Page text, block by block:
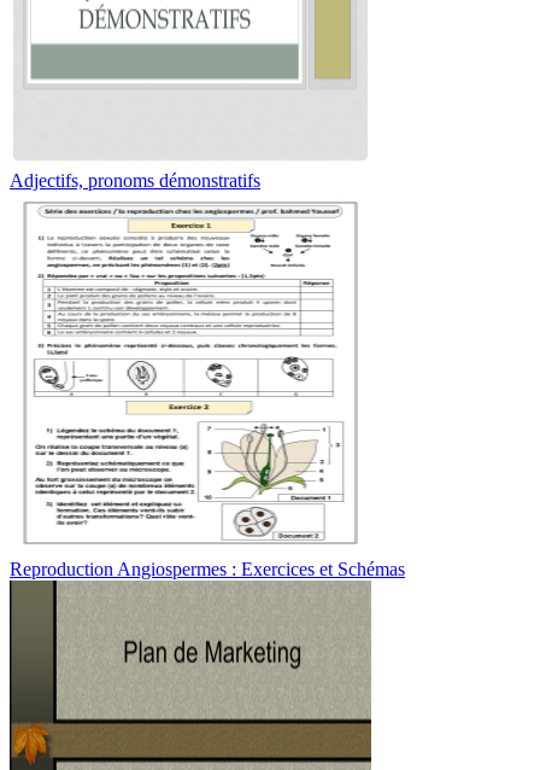
Adjectifs, pronoms démonstratifs
Reproduction Angiospermes : Exercices et Schémas